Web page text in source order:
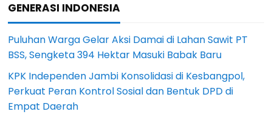
GENERASI INDONESIA
Puluhan Warga Gelar Aksi Damai di Lahan Sawit PT
BSS, Sengketa 394 Hektar Masuki Babak Baru
KPK Independen Jambi Konsolidasi di Kesbangpol,
Perkuat Peran Kontrol Sosial dan Bentuk DPD di
Empat Daerah